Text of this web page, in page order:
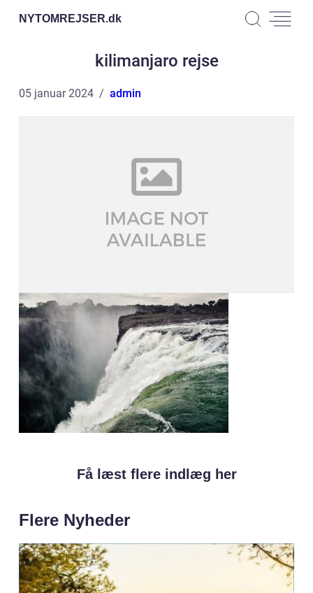
NYTOMREJSER.dk
kilimanjaro rejse
05 januar 2024 admin
Få læst flere indlæg her
Flere Nyheder